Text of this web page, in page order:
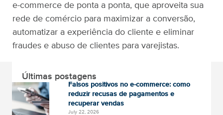
e-commerce de ponta a ponta, que aproveita sua
rede de comércio para maximizar a conversão,
automatizar a experiência do cliente e eliminar
fraudes e abuso de clientes para varejistas.
Últimas postagens
Falsos positivos no e-commerce: como
reduzir recusas de pagamentos e
recuperar vendas
July 22, 2026